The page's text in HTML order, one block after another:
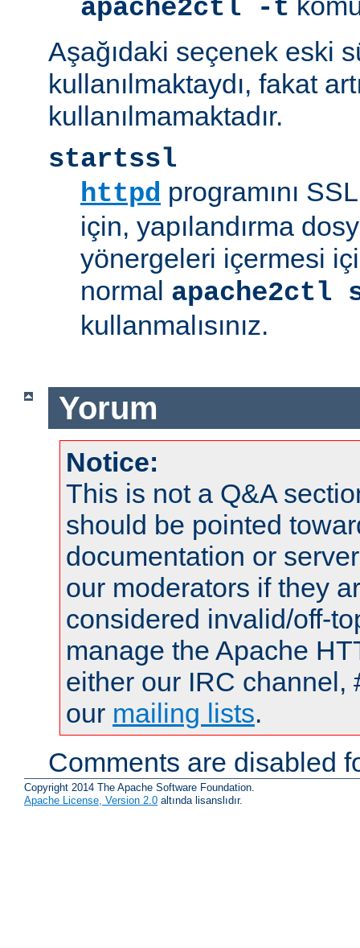
apache2ctl -t
Aşağıdaki seçenek eski
kullanılmaktaydı, fakat
kullanılmamaktadır.
startssl
httpd programını
için, yapılandırma
yönergeleri içermesi
normal apache2ctl
kullanmalısınız.
Yorum
Notice:
This is not a Q&A
should be pointed
documentation or
our moderators if they
considered invalid/off-
manage the Apache
either our IRC channel,
our mailing lists.
Comments are disabled
Copyright 2014 The Apache Software Foundation.
Apache License, Version 2.0 altında lisanslıdır.